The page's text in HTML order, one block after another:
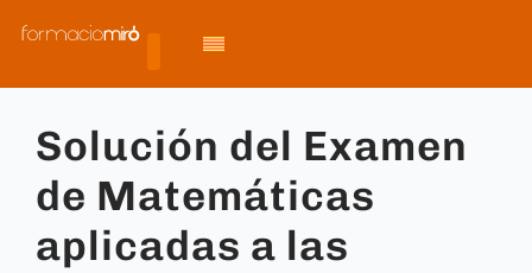
Solución del Examen
de Matemáticas
aplicadas a las